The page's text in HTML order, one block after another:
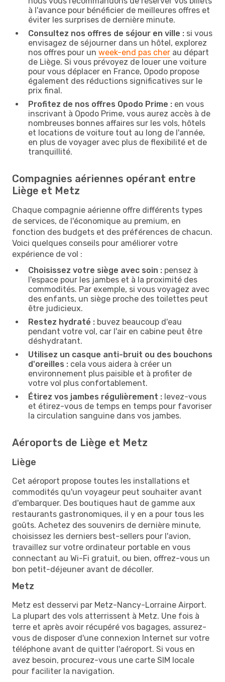
à l'avance pour bénéficier de meilleures offres et
éviter les surprises de dernière minute.
Consultez nos offres de séjour en ville : si vous
envisagez de séjourner dans un hôtel, explorez
nos offres pour un week-end pas cher au départ
de Liège. Si vous prévoyez de louer une voiture
pour vous déplacer en France, Opodo propose
également des réductions significatives sur le
prix final.
Profitez de nos offres Opodo Prime : en vous
inscrivant à Opodo Prime, vous aurez accès à de
nombreuses bonnes affaires sur les vols, hôtels
et locations de voiture tout au long de l'année,
en plus de voyager avec plus de flexibilité et de
tranquillité.
Compagnies aériennes opérant entre
Liège et Metz
Chaque compagnie aérienne offre différents types
de services, de l'économique au premium, en
fonction des budgets et des préférences de chacun.
Voici quelques conseils pour améliorer votre
expérience de vol :
Choisissez votre siège avec soin : pensez à
l'espace pour les jambes et à la proximité des
commodités. Par exemple, si vous voyagez avec
des enfants, un siège proche des toilettes peut
être judicieux.
Restez hydraté : buvez beaucoup d'eau
pendant votre vol, car l'air en cabine peut être
déshydratant.
Utilisez un casque anti-bruit ou des bouchons
d'oreilles : cela vous aidera à créer un
environnement plus paisible et à profiter de
votre vol plus confortablement.
Étirez vos jambes régulièrement : levez-vous
et étirez-vous de temps en temps pour favoriser
la circulation sanguine dans vos jambes.
Aéroports de Liège et Metz
Liège
Cet aéroport propose toutes les installations et
commodités qu'un voyageur peut souhaiter avant
d'embarquer. Des boutiques haut de gamme aux
restaurants gastronomiques, il y en a pour tous les
goûts. Achetez des souvenirs de dernière minute,
choisissez les derniers best-sellers pour l'avion,
travaillez sur votre ordinateur portable en vous
connectant au Wi-Fi gratuit, ou bien, offrez-vous un
bon petit-déjeuner avant de décoller.
Metz
Metz est desservi par Metz-Nancy-Lorraine Airport.
La plupart des vols atterrissent à Metz. Une fois à
terre et après avoir récupéré vos bagages, assurez-
vous de disposer d'une connexion Internet sur votre
téléphone avant de quitter l'aéroport. Si vous en
avez besoin, procurez-vous une carte SIM locale
pour faciliter la navigation.